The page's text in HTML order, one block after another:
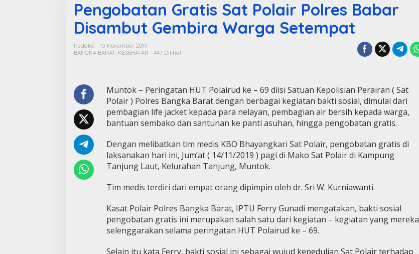
Pengobatan Gratis Sat Polair Polres Babar
Disambut Gembira Warga Setempat
Redaksi
15 November 2019
BANGKA BARAT, KESEHATAN 447 Dilihat
Muntok – Peringatan HUT Polairud ke – 69 diisi Satuan Kepolisian Perairan ( Sat
Polair ) Polres Bangka Barat dengan berbagai kegiatan bakti sosial, dimulai dari
pembagian life jacket kepada para nelayan, pembagian air bersih kepada warga,
bantuan sembako dan santunan ke panti asuhan, hingga pengobatan gratis.
Dengan melibatkan tim medis KBO Bhayangkari Sat Polair, pengobatan gratis di
laksanakan hari ini, Jum’at ( 14/11/2019 ) pagi di Mako Sat Polair di Kampung
Tanjung Laut, Kelurahan Tanjung, Muntok.
Tim medis terdiri dari empat orang dipimpin oleh dr. Sri W. Kurniawanti.
Kasat Polair Polres Bangka Barat, IPTU Ferry Gunadi mengatakan, bakti sosial
pengobatan gratis ini merupakan salah satu dari kegiatan – kegiatan yang mereka
selenggarakan selama peringatan HUT Polairud ke – 69.
Selain itu kata Ferry, bakti sosial ini sebagai wujud kepedulian Sat Polair terhadap